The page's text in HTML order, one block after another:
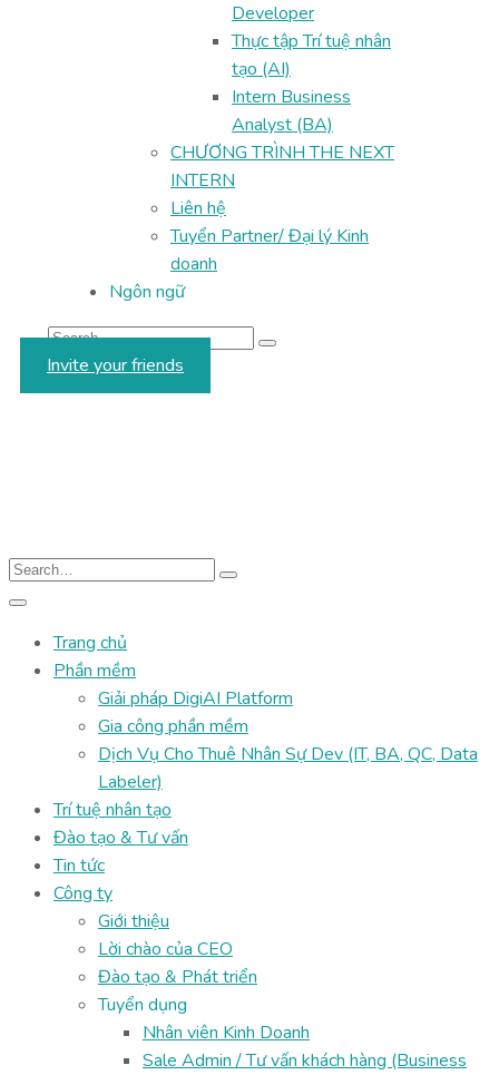
Developer
Thực tập Trí tuệ nhân
tạo (AI)
Intern Business
Analyst (BA)
CHƯƠNG TRÌNH THE NEXT
INTERN
Liên hệ
Tuyển Partner/ Đại lý Kinh
doanh
Ngôn ngữ
Invite your friends
Trang chủ
Phần mềm
Giải pháp DigiAI Platform
Gia công phần mềm
Dịch Vụ Cho Thuê Nhân Sự Dev (IT, BA, QC, Data
Labeler)
Trí tuệ nhân tạo
Đào tạo & Tư vấn
Tin tức
Công ty
Giới thiệu
Lời chào của CEO
Đào tạo & Phát triển
Tuyển dụng
Nhân viên Kinh Doanh
Sale Admin / Tư vấn khách hàng (Business